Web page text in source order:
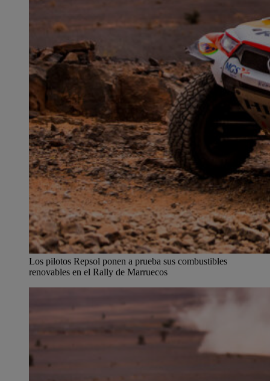
Los pilotos Repsol ponen a prueba sus combustibles
renovables en el Rally de Marruecos